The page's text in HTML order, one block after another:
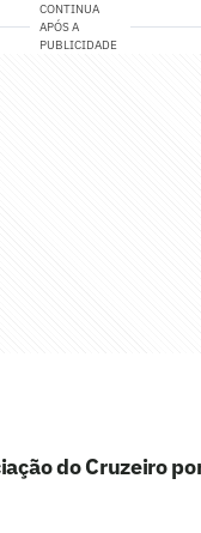
CONTINUA
APÓS A
PUBLICIDADE
do Cruzeiro